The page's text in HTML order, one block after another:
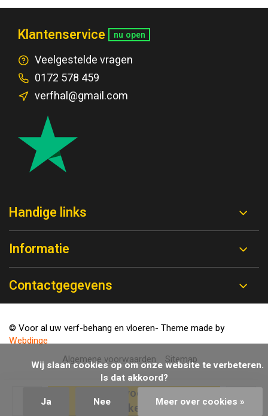
Toevoegen aan
winkelwagen
Klantenservice nu open
Veelgestelde vragen
0172 578 459
verfhal@gmail.com
Handige links
Informatie
Contactgegevens
Algemene voorwaarden Sitemap
© Voor al uw verf-behang en vloeren- Theme made by
Webdinge
Is dat akkoord?
Ja
Nee Meer over cookies »